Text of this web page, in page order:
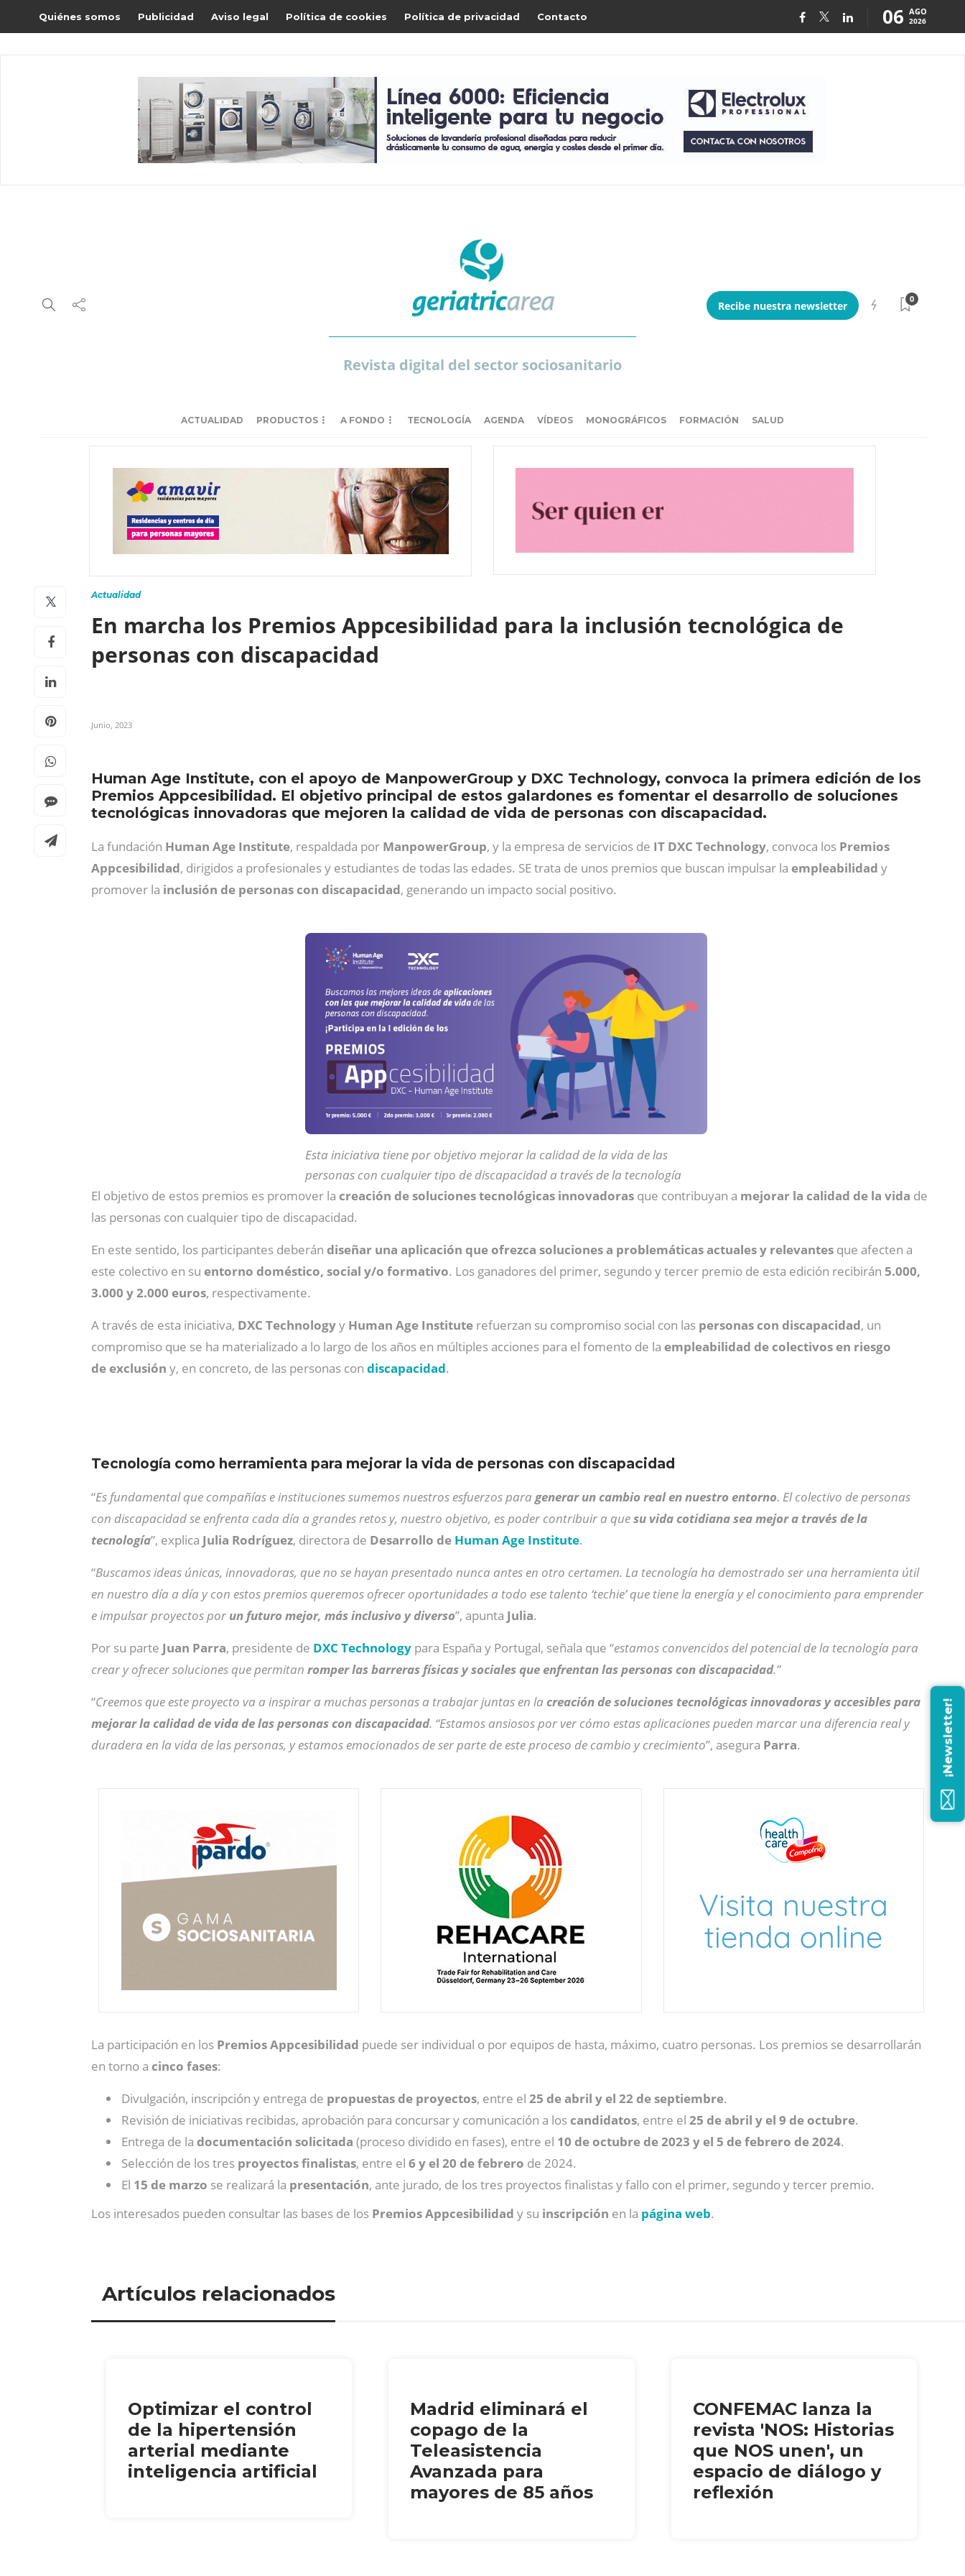
Quiénes somos Publicidad Aviso legal Política de cookies Política de privacidad Contacto 06 AGO
2026
Revista digital del sector sociosanitario
Recibe nuestra newsletter
0
ACTUALIDAD PRODUCTOS A FONDO TECNOLOGÍA AGENDA VÍDEOS MONOGRÁFICOS FORMACIÓN SALUD
Actualidad
En marcha los Premios Appcesibilidad para la inclusión tecnológica de
personas con discapacidad
Junio, 2023
Human Age Institute, con el apoyo de ManpowerGroup y DXC Technology, convoca la primera edición de los
Premios Appcesibilidad. El objetivo principal de estos galardones es fomentar el desarrollo de soluciones
tecnológicas innovadoras que mejoren la calidad de vida de personas con discapacidad.
La fundación Human Age Institute, respaldada por ManpowerGroup, y la empresa de servicios de IT DXC Technology, convoca los Premios
Appcesibilidad, dirigidos a profesionales y estudiantes de todas las edades. SE trata de unos premios que buscan impulsar la empleabilidad y
promover la inclusión de personas con discapacidad, generando un impacto social positivo.
Esta iniciativa tiene por objetivo mejorar la calidad de la vida de las
personas con cualquier tipo de discapacidad a través de la tecnología
El objetivo de estos premios es promover la creación de soluciones tecnológicas innovadoras que contribuyan a mejorar la calidad de la vida de
las personas con cualquier tipo de discapacidad.
En este sentido, los participantes deberán diseñar una aplicación que ofrezca soluciones a problemáticas actuales y relevantes que afecten a
este colectivo en su entorno doméstico, social y/o formativo. Los ganadores del primer, segundo y tercer premio de esta edición recibirán 5.000,
3.000 y 2.000 euros, respectivamente.
A través de esta iniciativa, DXC Technologyy Human Age Institute refuerzan su compromiso social con las personas con discapacidad, un
compromiso que se ha materializado a lo largo de los años en múltiples acciones para el fomento de la empleabilidad de colectivos en riesgo
de exclusión y, en concreto, de las personas con discapacidad.
Tecnología como herramienta para mejorar la vida de personas con discapacidad
“Es fundamental que compañías e instituciones sumemos nuestros esfuerzos para generar un cambio real en nuestro entorno. El colectivo de personas
con discapacidad se enfrenta cada día a grandes retos y, nuestro objetivo, es poder contribuir a quesu vida cotidiana sea mejor a través de la
tecnología”, explica Julia Rodríguez, directora de Desarrollo de Human Age Institute.
“Buscamos ideas únicas, innovadoras, que no se hayan presentado nunca antes en otro certamen. La tecnología ha demostrado ser una herramienta útil
en nuestro día a día y con estos premios queremos ofrecer oportunidades a todo ese talento ‘techie’ que tiene la energía y el conocimiento para emprender
e impulsar proyectos por un futuro mejor, más inclusivo y diverso”, apunta Julia.
Por su parte Juan Parra, presidente de DXC Technology para España y Portugal, señala que “estamos convencidos del potencial de la tecnología para
crear y ofrecer soluciones que permitan romper las barreras físicas y sociales que enfrentan las personas con discapacidad.”
“Creemos que este proyecto va a inspirar a muchas personas a trabajar juntas en la creación de soluciones tecnológicas innovadoras y accesibles para
mejorar la calidad de vida de las personas con discapacidad. “Estamos ansiosos por ver cómo estas aplicaciones pueden marcar una diferencia real y
duradera en la vida de las personas, y estamos emocionados de ser parte de este proceso de cambio y crecimiento”, asegura Parra.
La participación en los PremiosAppcesibilidad puede ser individual o por equipos de hasta, máximo, cuatro personas. Los premios se desarrollarán
en torno a cinco fases:
Divulgación, inscripción y entrega de propuestas de proyectos, entre el 25 de abril y el 22 de septiembre.
Revisión de iniciativas recibidas, aprobación para concursar y comunicación a loscandidatos, entre el 25 de abril y el 9 de octubre.
Entrega de la documentación solicitada (proceso dividido en fases), entre el 10 de octubre de 2023 y el 5 de febrero de 2024.
Selección de los tres proyectos finalistas, entre el 6 y el 20 de febrero de 2024.
El 15 de marzo se realizará la presentación, ante jurado, de los tres proyectos finalistas y fallo con el primer, segundo y tercer premio.
Los interesados pueden consultar las bases de los Premios Appcesibilidad y su inscripción en la página web.
Artículos relacionados
Optimizar el control
de la hipertensión
arterial mediante
inteligencia artificial
Madrid eliminará el
copago de la
Teleasistencia
Avanzada para
mayores de 85 años
CONFEMAC lanza la
revista 'NOS: Historias
que NOS unen', un
espacio de diálogo y
reflexión
¡Newsletter!